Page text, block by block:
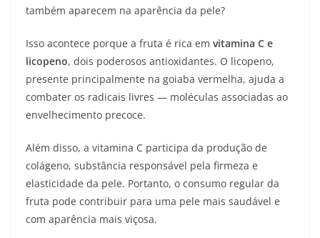
também aparecem na aparência da pele?
Isso acontece porque a fruta é rica em vitamina C e
licopeno, dois poderosos antioxidantes. O licopeno,
presente principalmente na goiaba vermelha, ajuda a
combater os radicais livres — moléculas associadas ao
envelhecimento precoce.
Além disso, a vitamina C participa da produção de
colágeno, substância responsável pela firmeza e
elasticidade da pele. Portanto, o consumo regular da
fruta pode contribuir para uma pele mais saudável e
com aparência mais viçosa.